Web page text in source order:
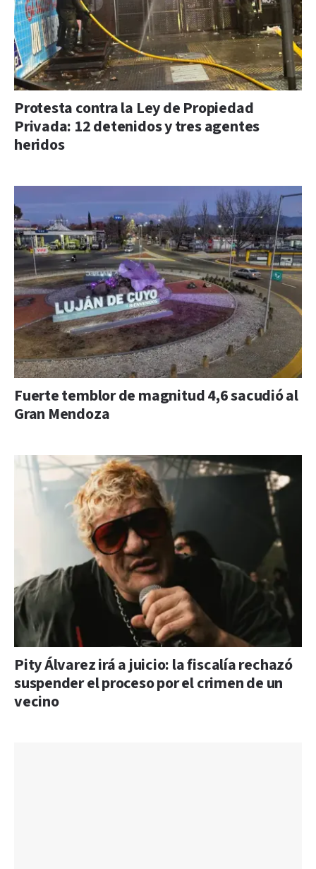
Protesta contra la Ley de Propiedad
Privada: 12 detenidos y tres agentes
heridos
Fuerte temblor de magnitud 4,6 sacudió al
Gran Mendoza
Pity Álvarez irá a juicio: la fiscalía rechazó
suspender el proceso por el crimen de un
vecino